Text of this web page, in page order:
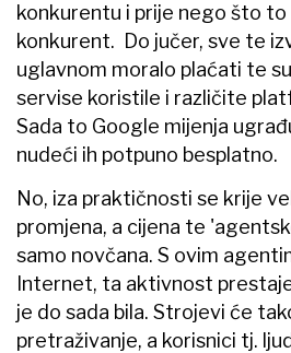
konkurentu i prije nego što
konkurent. Do jučer, sve te
uglavnom moralo plaćati te
servise koristile i različite
Sada to Google mijenja
nudeći ih potpuno besplatno.
No, iza praktičnosti se krije
promjena, a cijena te
samo novčana. S ovim
Internet, ta aktivnost
je do sada bila. Strojevi će
pretraživanje, a korisnici tj.